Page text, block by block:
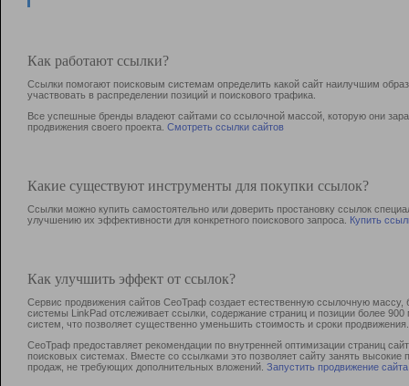
Как работают ссылки?
Ссылки помогают поисковым системам определить какой сайт наилучшим
участвовать в раcпределении позиций и поискового трафика.
Все успешные бренды владеют сайтами со ссылочной массой, которую они
продвижения своего проекта. Смотреть ссылки сайтов
Какие существуют инструменты для покупки ссылок?
Ссылки можно купить самостоятельно или доверить простановку ссылок
улучшению их эффективности для конкретного поискового запроса. Купить
Как улучшить эффект от ссылок?
Сервис продвижения сайтов СеоТраф создает естественную ссылочную
системы LinkPad отслеживает ссылки, содержание страниц и позиции более
систем, что позволяет существенно уменьшить стоимость и сроки продвижения.
СеоТраф предоставляет рекомендации по внутренней оптимизации страниц
поисковых системах. Вместе со ссылками это позволяет сайту занять
продаж, не требующих дополнительных вложений. Запустить продвижение сайта